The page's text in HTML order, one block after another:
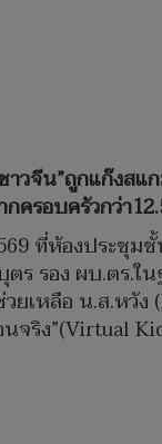
จีน”ถูกแก๊งสแ
กครอบครัวกว่
ที่ห้องประชุ
ร รอง ผบ.ตร.
ยเหลือ น.ส.หวั
จริง”(Virtual